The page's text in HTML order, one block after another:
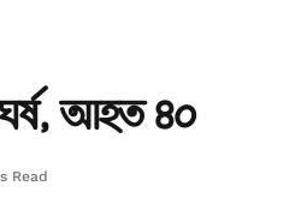
আহত ৪০
Read